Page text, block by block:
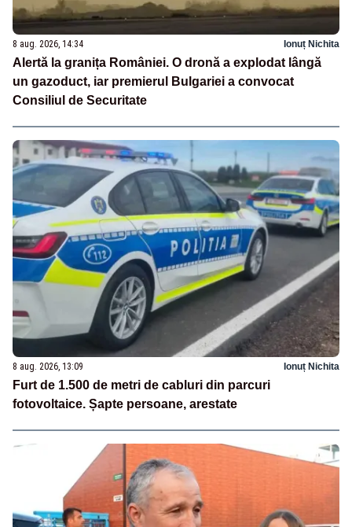
8 aug. 2026, 14:34 Ionuț Nichita
Alertă la granița României. O dronă a explodat lângă
un gazoduct, iar premierul Bulgariei a convocat
Consiliul de Securitate
8 aug. 2026, 13:09 Ionuț Nichita
Furt de 1.500 de metri de cabluri din parcuri
fotovoltaice. Șapte persoane, arestate